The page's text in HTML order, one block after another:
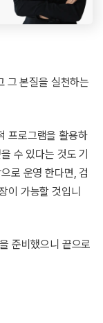
그 본질을 실천하는
프로그램을 활용하
수 있다는 것도 기
로 운영 한다면, 검
이 가능할 것입니
준비했으니 끝으로